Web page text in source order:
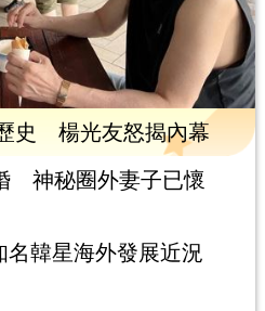
史 楊光友怒揭內幕
神秘圈外妻子已懷
韓星海外發展近況